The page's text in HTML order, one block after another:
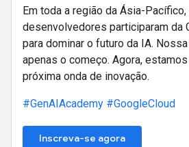
Em toda a região da Ásia-
desenvolvedores participaram da
para dominar o futuro da IA.
apenas o começo. Agora,
próxima onda de inovação.
#GenAIAcademy #GoogleCloud
Inscreva-se agora